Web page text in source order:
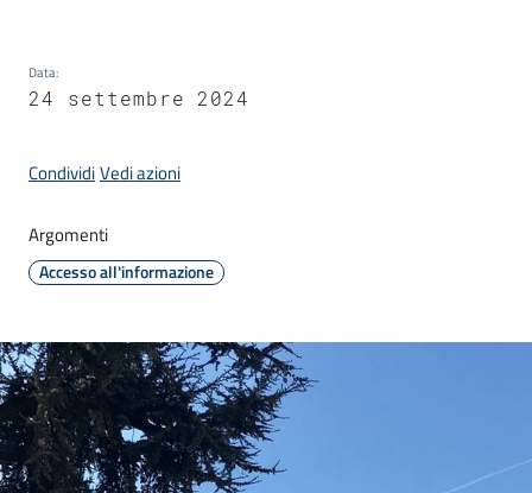
a
v
i
g
o
S
r
v
i
z
i
Data:
24 settembre 2024
CondividiVedi azioni
Argomenti
Accesso all'informazione